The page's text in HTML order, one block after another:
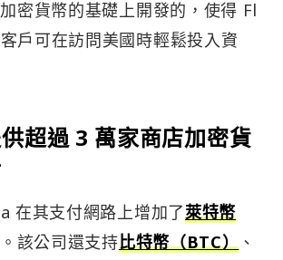
密貨幣的基礎上開發的，使得 Fl
戶可在訪問美國時輕鬆投入資
超過 3 萬家商店加密貨
在其支付網路上增加了萊特幣
該公司還支持比特幣（BTC） 、